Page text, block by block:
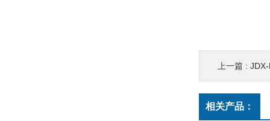
上一篇 :
相关产品：